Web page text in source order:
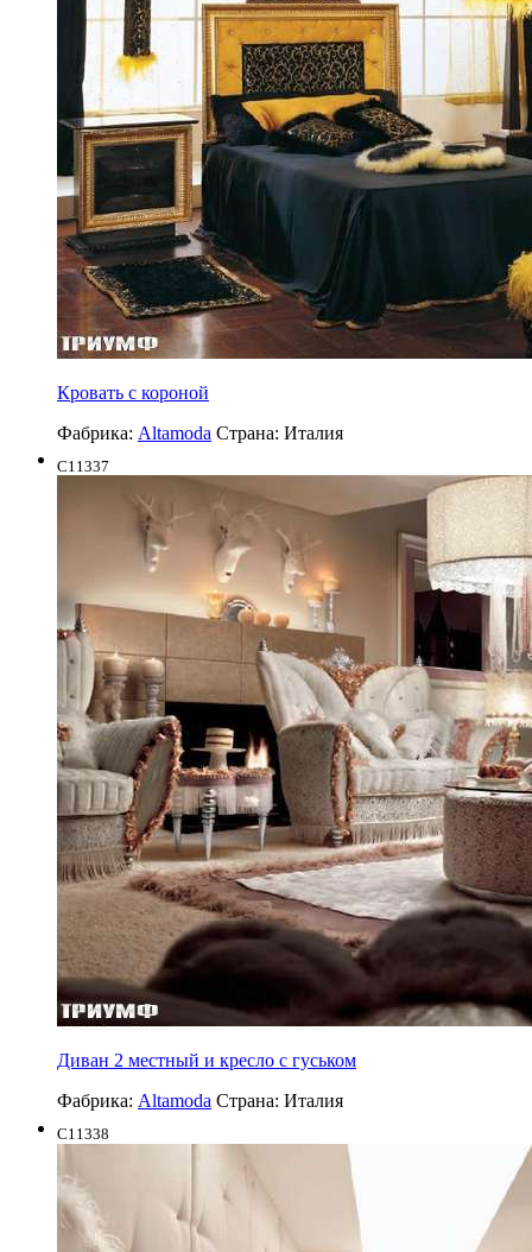
Кровать с короной
Фабрика: Altamoda Страна: Италия
C11337
Диван 2 местный и кресло с гуськом
Фабрика: Altamoda Страна: Италия
C11338